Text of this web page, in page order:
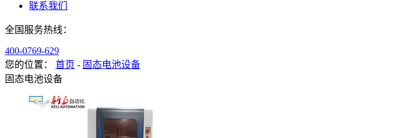
联系我们
全国服务热线：
400-0769-629
您的位置：
首页 - 固态电池设备
固态电池设备